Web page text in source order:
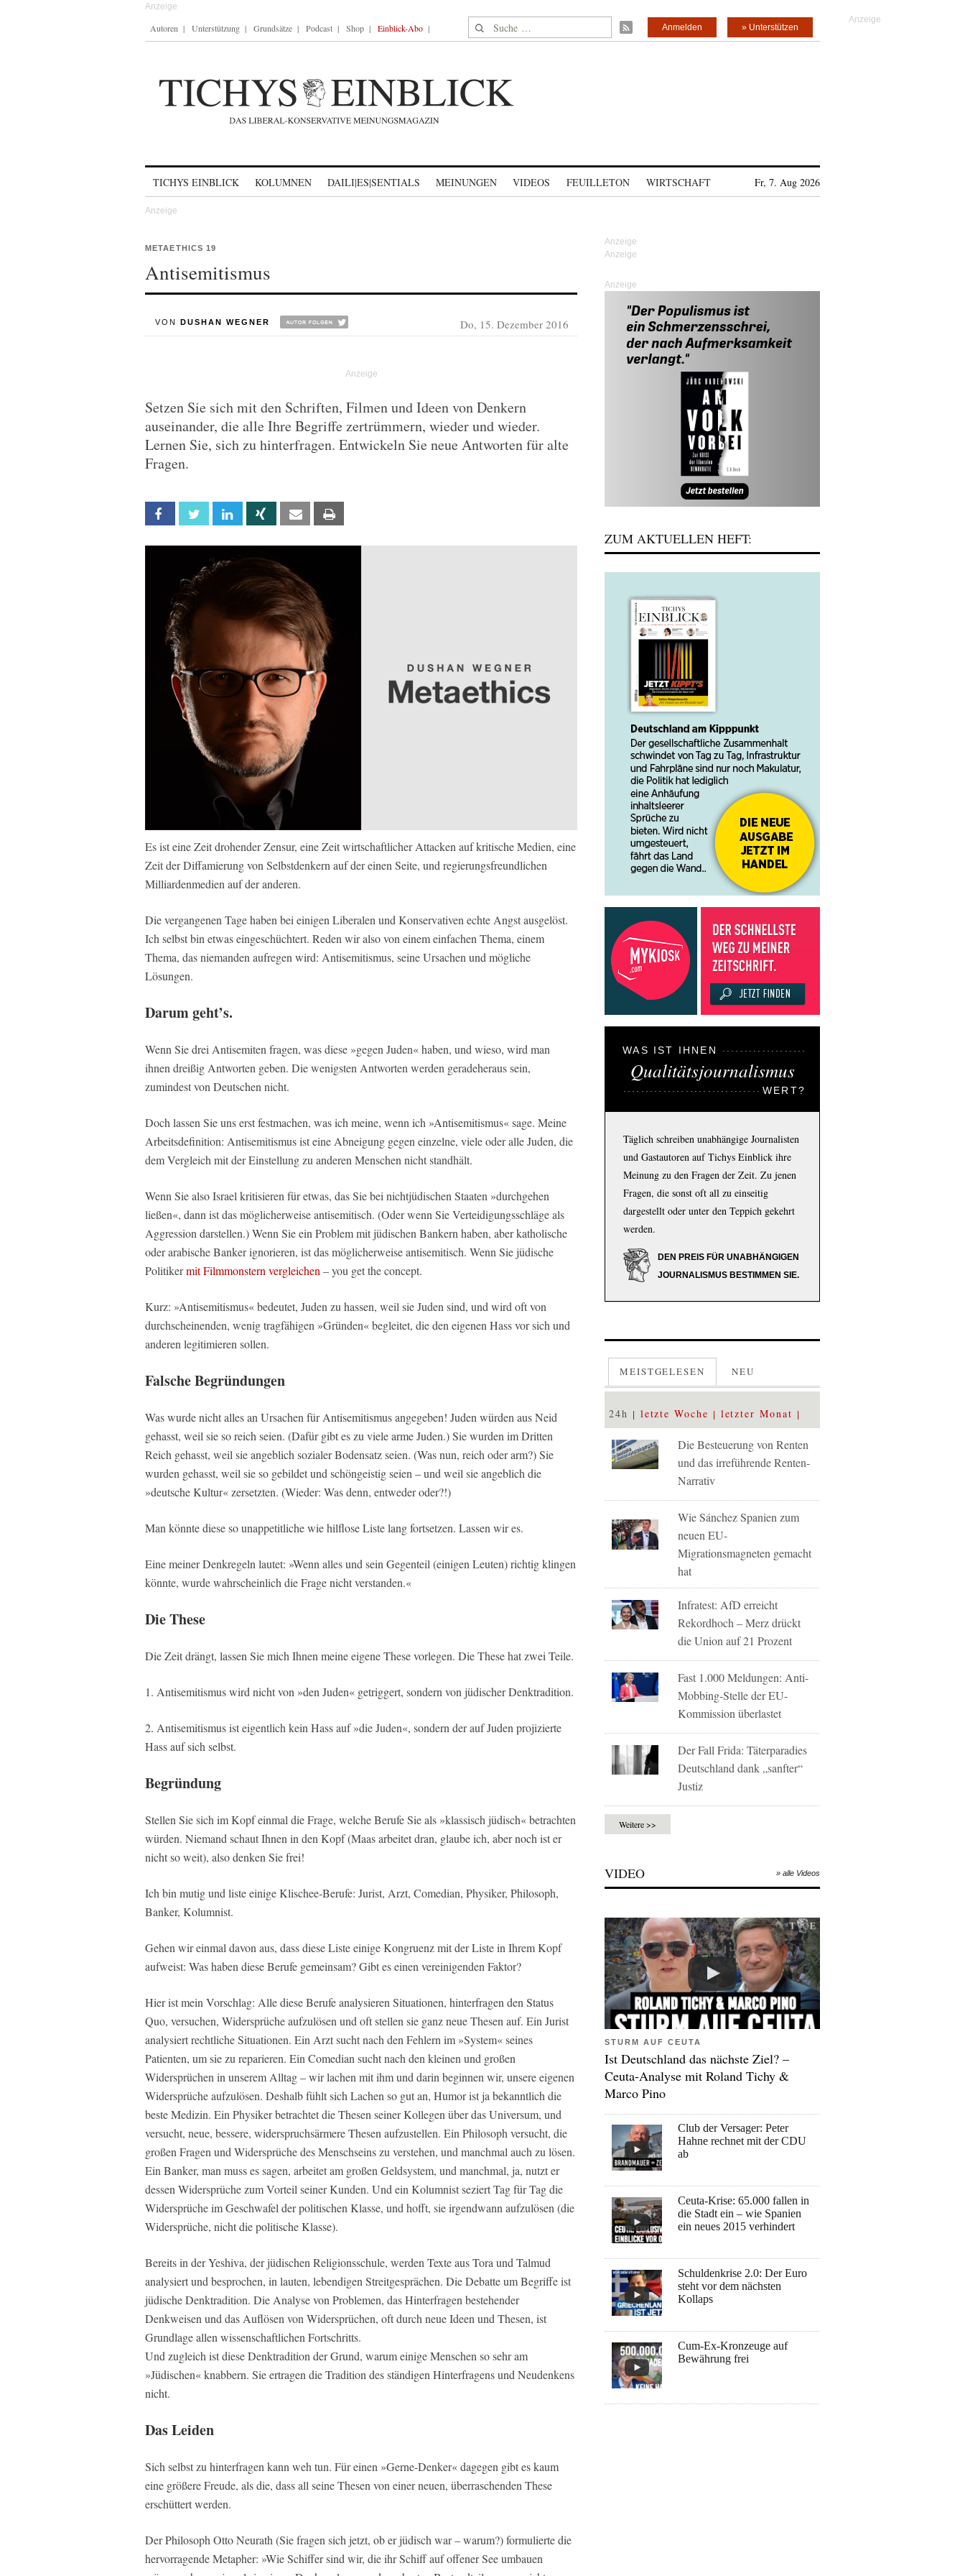
Autoren Unterstützung Grundsätze Podcast Shop Einblick-Abo Suche nach: » Unterstützen
Anmelden
TICHYS EINBLICK KOLUMNEN DAILI|ES|SENTIALS MEINUNGEN VIDEOS FEUILLETON WIRTSCHAFT Fr, 7. Aug 2026
METAETHICS 19
Antisemitismus
VON DUSHAN WEGNER Do, 15. Dezember 2016
Setzen Sie sich mit den Schriften, Filmen und Ideen von Denkern
auseinander, die alle Ihre Begriffe zertrümmern, wieder und wieder.
Lernen Sie, sich zu hinterfragen. Entwickeln Sie neue Antworten für alte
Fragen.
Facebook Twitter Linkedin Xing Email
Es ist eine Zeit drohender Zensur, eine Zeit wirtschaftlicher Attacken auf kritische Medien, eine
Zeit der Diffamierung von Selbstdenkern auf der einen Seite, und regierungsfreundlichen
Milliardenmedien auf der anderen.
Die vergangenen Tage haben bei einigen Liberalen und Konservativen echte Angst ausgelöst.
Ich selbst bin etwas eingeschüchtert. Reden wir also von einem einfachen Thema, einem
Thema, das niemanden aufregen wird: Antisemitismus, seine Ursachen und mögliche
Lösungen.
Darum geht’s.
Wenn Sie drei Antisemiten fragen, was diese »gegen Juden« haben, und wieso, wird man
ihnen dreißig Antworten geben. Die wenigsten Antworten werden geradeheraus sein,
zumindest von Deutschen nicht.
Doch lassen Sie uns erst festmachen, was ich meine, wenn ich »Antisemitismus« sage. Meine
Arbeitsdefinition: Antisemitismus ist eine Abneigung gegen einzelne, viele oder alle Juden, die
dem Vergleich mit der Einstellung zu anderen Menschen nicht standhält.
Wenn Sie also Israel kritisieren für etwas, das Sie bei nichtjüdischen Staaten »durchgehen
ließen«, dann ist das möglicherweise antisemitisch. (Oder wenn Sie Verteidigungsschläge als
Aggression darstellen.) Wenn Sie ein Problem mit jüdischen Bankern haben, aber katholische
oder arabische Banker ignorieren, ist das möglicherweise antisemitisch. Wenn Sie jüdische
Politikermit Filmmonstern vergleichen – you get the concept.
Kurz: »Antisemitismus« bedeutet, Juden zu hassen, weil sie Juden sind, und wird oft von
durchscheinenden, wenig tragfähigen »Gründen« begleitet, die den eigenen Hass vor sich und
anderen legitimieren sollen.
Falsche Begründungen
Was wurde nicht alles an Ursachen für Antisemitismus angegeben! Juden würden aus Neid
gehasst, weil sie so reich seien. (Dafür gibt es zu viele arme Juden.) Sie wurden im Dritten
Reich gehasst, weil sie angeblich sozialer Bodensatz seien. (Was nun, reich oder arm?) Sie
wurden gehasst, weil sie so gebildet und schöngeistig seien – und weil sie angeblich die
»deutsche Kultur« zersetzten. (Wieder: Was denn, entweder oder?!)
Man könnte diese so unappetitliche wie hilflose Liste lang fortsetzen. Lassen wir es.
Eine meiner Denkregeln lautet: »Wenn alles und sein Gegenteil (einigen Leuten) richtig klingen
könnte, wurde wahrscheinlich die Frage nicht verstanden.«
Die These
Die Zeit drängt, lassen Sie mich Ihnen meine eigene These vorlegen. Die These hat zwei Teile.
1. Antisemitismus wird nicht von »den Juden« getriggert, sondern von jüdischer Denktradition.
2. Antisemitismus ist eigentlich kein Hass auf »die Juden«, sondern der auf Juden projizierte
Hass auf sich selbst.
Begründung
Stellen Sie sich im Kopf einmal die Frage, welche Berufe Sie als »klassisch jüdisch« betrachten
würden. Niemand schaut Ihnen in den Kopf (Maas arbeitet dran, glaube ich, aber noch ist er
nicht so weit), also denken Sie frei!
Ich bin mutig und liste einige Klischee-Berufe: Jurist, Arzt, Comedian, Physiker, Philosoph,
Banker, Kolumnist.
Gehen wir einmal davon aus, dass diese Liste einige Kongruenz mit der Liste in Ihrem Kopf
aufweist: Was haben diese Berufe gemeinsam? Gibt es einen vereinigenden Faktor?
Hier ist mein Vorschlag: Alle diese Berufe analysieren Situationen, hinterfragen den Status
Quo, versuchen, Widersprüche aufzulösen und oft stellen sie ganz neue Thesen auf. Ein Jurist
analysiert rechtliche Situationen. Ein Arzt sucht nach den Fehlern im »System« seines
Patienten, um sie zu reparieren. Ein Comedian sucht nach den kleinen und großen
Widersprüchen in unserem Alltag – wir lachen mit ihm und darin beginnen wir, unsere eigenen
Widersprüche aufzulösen. Deshalb fühlt sich Lachen so gut an, Humor ist ja bekanntlich die
beste Medizin. Ein Physiker betrachtet die Thesen seiner Kollegen über das Universum, und
versucht, neue, bessere, widerspruchsärmere Thesen aufzustellen. Ein Philosoph versucht, die
großen Fragen und Widersprüche des Menschseins zu verstehen, und manchmal auch zu lösen.
Ein Banker, man muss es sagen, arbeitet am großen Geldsystem, und manchmal, ja, nutzt er
dessen Widersprüche zum Vorteil seiner Kunden. Und ein Kolumnist seziert Tag für Tag die
Widersprüche im Geschwafel der politischen Klasse, und hofft, sie irgendwann aufzulösen (die
Widersprüche, nicht die politische Klasse).
Bereits in der Yeshiva, der jüdischen Religionsschule, werden Texte aus Tora und Talmud
analysiert und besprochen, in lauten, lebendigen Streitgesprächen. Die Debatte um Begriffe ist
jüdische Denktradition. Die Analyse von Problemen, das Hinterfragen bestehender
Denkweisen und das Auflösen von Widersprüchen, oft durch neue Ideen und Thesen, ist
Grundlage allen wissenschaftlichen Fortschritts.
Und zugleich ist diese Denktradition der Grund, warum einige Menschen so sehr am
»Jüdischen« knabbern. Sie ertragen die Tradition des ständigen Hinterfragens und Neudenkens
nicht.
Das Leiden
Sich selbst zu hinterfragen kann weh tun. Für einen »Gerne-Denker« dagegen gibt es kaum
eine größere Freude, als die, dass all seine Thesen von einer neuen, überraschenden These
erschüttert werden.
Der Philosoph Otto Neurath (Sie fragen sich jetzt, ob er jüdisch war – warum?) formulierte die
hervorragende Metapher: »Wie Schiffer sind wir, die ihr Schiff auf offener See umbauen
Anzeige
ZUM AKTUELLEN HEFT:
WAS IST IHNEN
Qualitätsjournalismus
WERT?
Täglich schreiben unabhängige Journalisten
und Gastautoren auf Tichys Einblick ihre
Meinung zu den Fragen der Zeit. Zu jenen
Fragen, die sonst oft all zu einseitig
dargestellt oder unter den Teppich gekehrt
werden.
DEN PREIS FÜR UNABHÄNGIGEN
JOURNALISMUS BESTIMMEN SIE.
MEISTGELESEN NEU
24h letzte Woche letzter Monat
Die Besteuerung von Renten
und das irreführende Renten-
Narrativ
Wie Sánchez Spanien zum
neuen EU-
Migrationsmagneten gemacht
hat
Infratest: AfD erreicht
Rekordhoch – Merz drückt
die Union auf 21 Prozent
Fast 1.000 Meldungen: Anti-
Mobbing-Stelle der EU-
Kommission überlastet
Der Fall Frida: Täterparadies
Deutschland dank „sanfter“
Justiz
Weitere >>
VIDEO » alle Videos
STURM AUF CEUTA
Ist Deutschland das nächste Ziel? –
Ceuta-Analyse mit Roland Tichy &
Marco Pino
Club der Versager: Peter
Hahne rechnet mit der CDU
ab
Ceuta-Krise: 65.000 fallen in
die Stadt ein – wie Spanien
ein neues 2015 verhindert
Schuldenkrise 2.0: Der Euro
steht vor dem nächsten
Kollaps
Cum-Ex-Kronzeuge auf
Bewährung frei